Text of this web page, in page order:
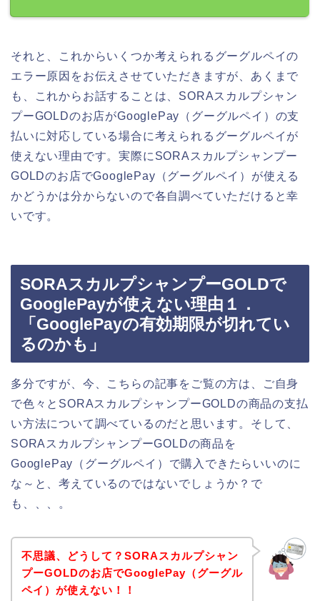
それと、これからいくつか考えられるグーグルペイの
エラー原因をお伝えさせていただきますが、あくまで
も、これからお話することは、SORAスカルプシャン
プーGOLDのお店がGooglePay（グーグルペイ）の支
払いに対応している場合に考えられるグーグルペイが
使えない理由です。実際にSORAスカルプシャンプー
GOLDのお店でGooglePay（グーグルペイ）が使える
かどうかは分からないので各自調べていただけると幸
いです。
SORAスカルプシャンプーGOLDで
GooglePayが使えない理由１．
「GooglePayの有効期限が切れてい
るのかも」
多分ですが、今、こちらの記事をご覧の方は、ご自身
で色々とSORAスカルプシャンプーGOLDの商品の支払
い方法について調べているのだと思います。そして、
SORAスカルプシャンプーGOLDの商品を
GooglePay（グーグルペイ）で購入できたらいいのに
な～と、考えているのではないでしょうか？で
も、、、。
不思議、どうして？SORAスカルプシャン
プーGOLDのお店でGooglePay（グーグル
ペイ）が使えない！！